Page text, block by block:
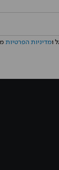
ומדיניות הפרטיות